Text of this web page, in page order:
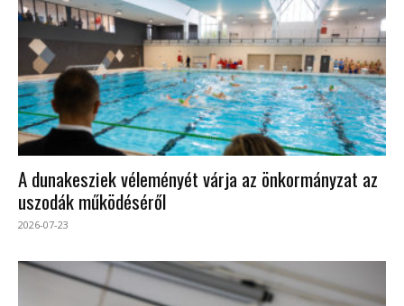
A dunakesziek véleményét várja az önkormányzat az
uszodák működéséről
2026-07-23